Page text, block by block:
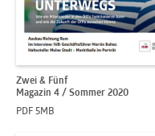
Zwei & Fünf
Magazin 4 / Sommer 2020
PDF 5MB